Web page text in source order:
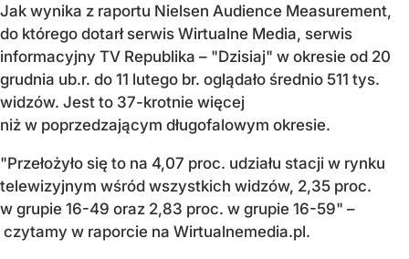
Jak wynika z raportu Nielsen Audience Measurement,
do którego dotarł serwis Wirtualne Media, serwis
informacyjny TV Republika – "Dzisiaj" w okresie od 20
grudnia ub.r. do 11 lutego br. oglądało średnio 511 tys.
widzów. Jest to 37-krotnie więcej
niż w poprzedzającym długofalowym okresie.
"Przełożyło się to na 4,07 proc. udziału stacji w rynku
telewizyjnym wśród wszystkich widzów, 2,35 proc.
w grupie 16-49 oraz 2,83 proc. w grupie 16-59" –
czytamy w raporcie na Wirtualnemedia.pl.